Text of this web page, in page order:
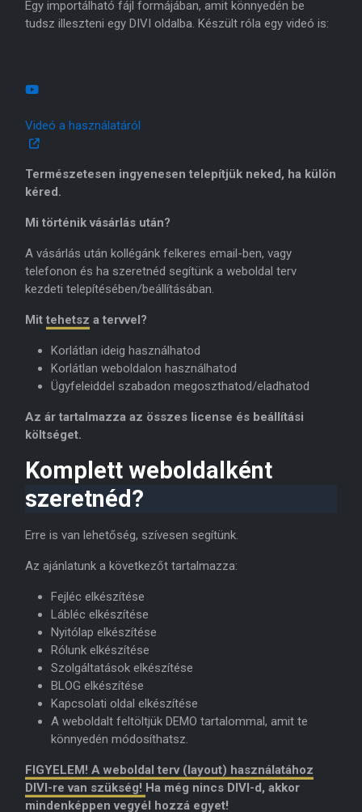
Egy importálható fájl formájában, amit könnyedén be
tudsz illeszteni egy DIVI oldalba. Készült róla egy videó is:
Videó a használatáról
Természetesen ingyenesen telepítjük neked, ha külön
kéred.
Mi történik vásárlás után?
A vásárlás után kollégánk felkeres email-ben, vagy
telefonon és ha szeretnéd segítünk a weboldal terv
kezdeti telepítésében/beállításában.
Mit tehetsz a tervvel?
Korlátlan ideig használhatod
Korlátlan weboldalon használhatod
Ügyfeleiddel szabadon megoszthatod/eladhatod
Az ár tartalmazza az összes license és beállítási
költséget.
Komplett weboldalként
szeretnéd?
Erre is van lehetőség, szívesen segítünk.
Az ajánlatunk a következőt tartalmazza:
Fejléc elkészítése
Lábléc elkészítése
Nyitólap elkészítése
Rólunk elkészítése
Szolgáltatások elkészítése
BLOG elkészítése
Kapcsolati oldal elkészítése
A weboldalt feltöltjük DEMO tartalommal, amit te
könnyedén módosíthatsz.
FIGYELEM! A weboldal terv (layout) használatához
DIVI-re van szükség! Ha még nincs DIVI-d, akkor
mindenképpen vegyél hozzá egyet!